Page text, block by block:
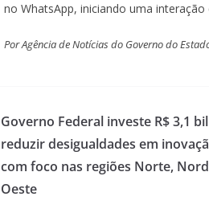
no WhatsApp, iniciando uma
Por Agência de Notícias do Governo do
Governo Federal investe R$ 3,1
reduzir desigualdades em
com foco nas regiões Norte,
Oeste